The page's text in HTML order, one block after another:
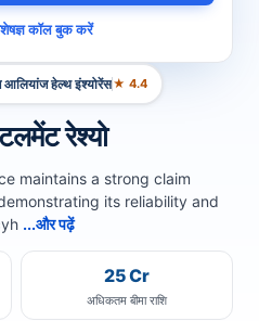
आलियांज हेल्थ इंश्योरेंस★ 4.4
रेश्यो
maintains a strong claim
its reliability and
...और पढ़ें
25 Cr
अधिकतम बीमा राशि
कॉल बुक करें